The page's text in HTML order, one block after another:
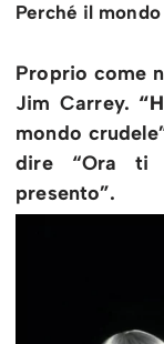
Perché il
Proprio come
Jim Carrey.
mondo
dire “Ora ti
presento”.